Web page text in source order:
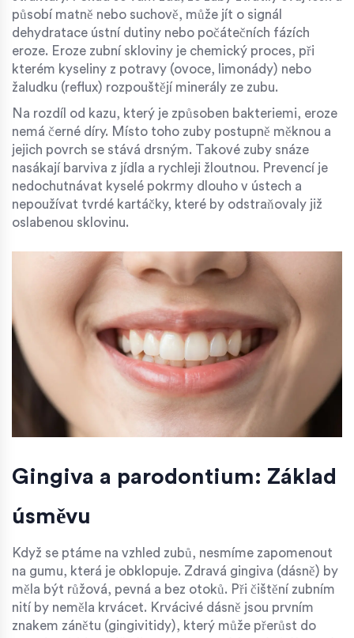
působí matně nebo suchově, může jít o signál
dehydratace ústní dutiny nebo počátečních fázích
eroze. Eroze zubní skloviny je chemický proces, při
kterém kyseliny z potravy (ovoce, limonády) nebo
žaludku (reflux) rozpouštějí minerály ze zubu.
Na rozdíl od kazu, který je způsoben bakteriemi, eroze
nemá černé díry. Místo toho zuby postupně měknou a
jejich povrch se stává drsným. Takové zuby snáze
nasákají barviva z jídla a rychleji žloutnou. Prevencí je
nedochutnávat kyselé pokrmy dlouho v ústech a
nepoužívat tvrdé kartáčky, které by odstraňovaly již
oslabenou sklovinu.
Gingiva a parodontium: Základ
úsměvu
Když se ptáme na vzhled zubů, nesmíme zapomenout
na gumu, která je obklopuje. Zdravá gingiva (dásně) by
měla být růžová, pevná a bez otoků. Při čištění zubním
nití by neměla krvácet. Krvácivé dásně jsou prvním
znakem zánětu (gingivitidy), který může přerůst do